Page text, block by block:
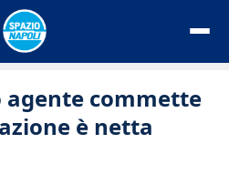
agente commette
è netta